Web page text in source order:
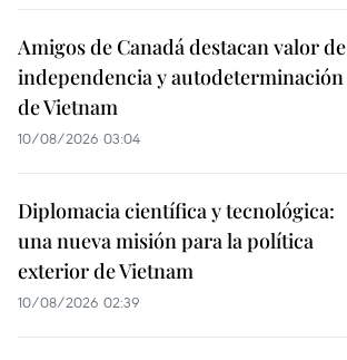
Amigos de Canadá destacan valor de
independencia y autodeterminación
de Vietnam
10/08/2026 03:04
Diplomacia científica y tecnológica:
una nueva misión para la política
exterior de Vietnam
10/08/2026 02:39